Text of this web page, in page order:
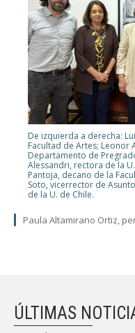
De izquierda a derecha:
Facultad de Artes; Leonor
Departamento de
Alessandri, rectora de la
Pantoja, decano de la
Soto, vicerrector de
de la U. de Chile.
Paula Altamirano Ortiz,
ÚLTIMAS